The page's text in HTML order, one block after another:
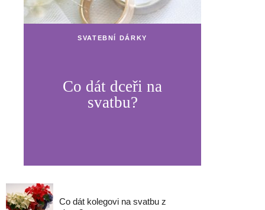
SVATEBNÍ DÁRKY
Co dát dceři na
svatbu?
Co dát kolegovi na svatbu z